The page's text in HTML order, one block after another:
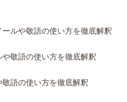
ールや敬語の使い方を徹底解釈
や敬語の使い方を徹底解釈
敬語の使い方を徹底解釈